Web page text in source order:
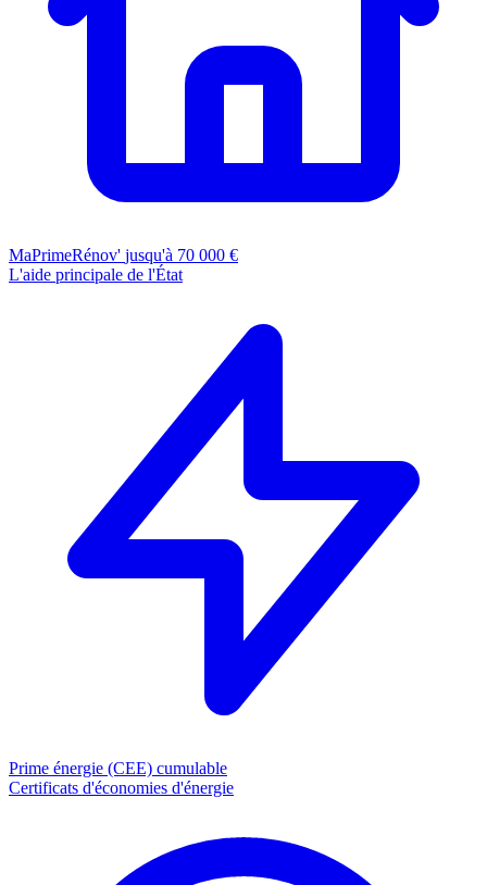
MaPrimeRénov' jusqu'à 70 000 €
L'aide principale de l'État
Prime énergie (CEE) cumulable
Certificats d'économies d'énergie